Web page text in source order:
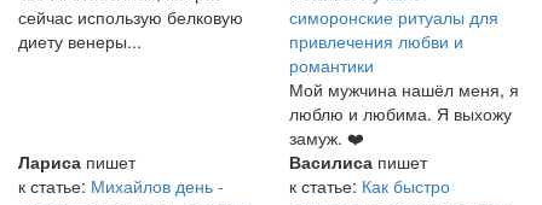
сейчас использую белковую
диету венеры...
симоронские ритуалы для
привлечения любви и
романтики
Мой мужчина нашёл меня, я
люблю и любима. Я выхожу
замуж. ❤️
Лариса пишет
к статье: Михайлов день -
Василиса пишет
к статье: Как быстро